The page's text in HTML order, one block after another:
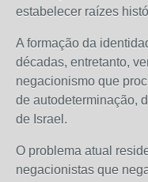
estabelecer raízes
A formação da
décadas, entretanto,
negacionismo que
de autodeterminação,
de Israel.
O problema atual
negacionistas que